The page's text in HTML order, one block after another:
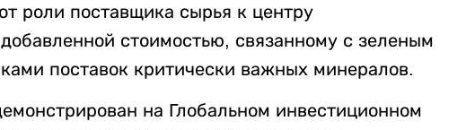
роли поставщика сырья к центру
стоимостью, связанному с зеленым
поставок критически важных минералов.
на Глобальном инвестиционном